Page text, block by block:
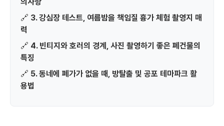
🔗 3. 강심장 테스트, 여름밤을 책임질 흉가 체험 촬영지 매
력
🔗 4. 빈티지와 호러의 경계, 사진 촬영하기 좋은 폐건물의
특징
🔗 5. 동네에 폐가가 없을 때, 방탈출 및 공포 테마파크 활
용법